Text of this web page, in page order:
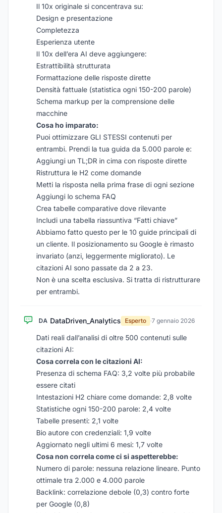
Il 10x originale si concentrava su:
Design e presentazione
Completezza
Esperienza utente
Il 10x dell’era AI deve aggiungere:
Estrattibilità strutturata
Formattazione delle risposte dirette
Densità fattuale (statistica ogni 150-200 parole)
Schema markup per la comprensione delle
macchine
Cosa ho imparato:
Puoi ottimizzare GLI STESSI contenuti per
entrambi. Prendi la tua guida da 5.000 parole e:
Aggiungi un TL;DR in cima con risposte dirette
Ristruttura le H2 come domande
Metti la risposta nella prima frase di ogni sezione
Aggiungi lo schema FAQ
Crea tabelle comparative dove rilevante
Includi una tabella riassuntiva “Fatti chiave”
Abbiamo fatto questo per le 10 guide principali di
un cliente. Il posizionamento su Google è rimasto
invariato (anzi, leggermente migliorato). Le
citazioni AI sono passate da 2 a 23.
Non è una scelta esclusiva. Si tratta di ristrutturare
per entrambi.
DA DataDriven_Analytics Esperto ·7 gennaio 2026
Dati reali dall’analisi di oltre 500 contenuti sulle
citazioni AI:
Cosa correla con le citazioni AI:
Presenza di schema FAQ: 3,2 volte più probabile
essere citati
Intestazioni H2 chiare come domande: 2,8 volte
Statistiche ogni 150-200 parole: 2,4 volte
Tabelle presenti: 2,1 volte
Bio autore con credenziali: 1,9 volte
Aggiornato negli ultimi 6 mesi: 1,7 volte
Cosa non correla come ci si aspetterebbe:
Numero di parole: nessuna relazione lineare. Punto
ottimale tra 2.000 e 4.000 parole
Backlink: correlazione debole (0,3) contro forte
per Google (0,8)